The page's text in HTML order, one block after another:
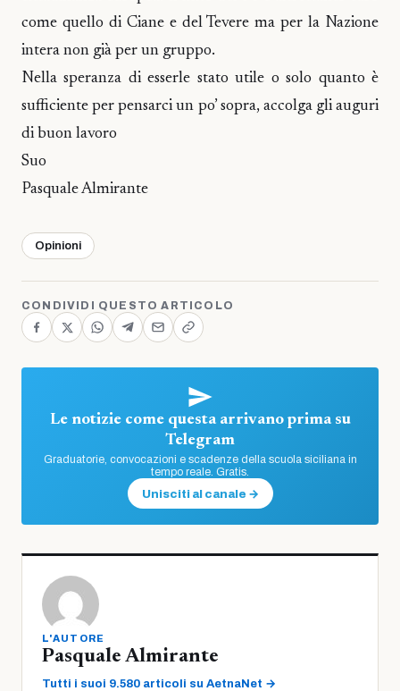
come quello di Ciane e del Tevere ma per la Nazione
intera non già per un gruppo.
Nella speranza di esserle stato utile o solo quanto è
sufficiente per pensarci un po’ sopra, accolga gli auguri
di buon lavoro
Suo
Pasquale Almirante
Opinioni
CONDIVIDI QUESTO ARTICOLO
Le notizie come questa arrivano prima su
Telegram
Graduatorie, convocazioni e scadenze della scuola siciliana in
tempo reale. Gratis.
Unisciti al canale →
L'AUTORE
Pasquale Almirante
Tutti i suoi 9.580 articoli su AetnaNet →